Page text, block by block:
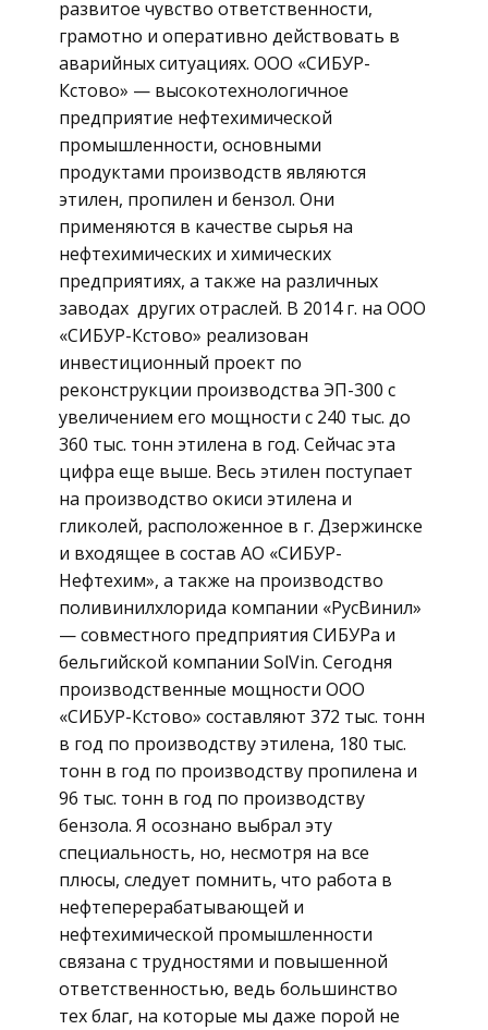
развитое чувство ответственности,
грамотно и оперативно действовать в
аварийных ситуациях. ООО «СИБУР-
Кстово» — высокотехнологичное
предприятие нефтехимической
промышленности, основными
продуктами производств являются
этилен, пропилен и бензол. Они
применяются в качестве сырья на
нефтехимических и химических
предприятиях, а также на различных
заводах других отраслей. В 2014 г. на ООО
«СИБУР-Кстово» реализован
инвестиционный проект по
реконструкции производства ЭП-300 с
увеличением его мощности с 240 тыс. до
360 тыс. тонн этилена в год. Сейчас эта
цифра еще выше. Весь этилен поступает
на производство окиси этилена и
гликолей, расположенное в г. Дзержинске
и входящее в состав АО «СИБУР-
Нефтехим», а также на производство
поливинилхлорида компании «РусВинил»
— совместного предприятия СИБУРа и
бельгийской компании SolVin. Сегодня
производственные мощности ООО
«СИБУР-Кстово» составляют 372 тыс. тонн
в год по производству этилена, 180 тыс.
тонн в год по производству пропилена и
96 тыс. тонн в год по производству
бензола. Я осознано выбрал эту
специальность, но, несмотря на все
плюсы, следует помнить, что работа в
нефтеперерабатывающей и
нефтехимической промышленности
связана с трудностями и повышенной
ответственностью, ведь большинство
тех благ, на которые мы даже порой не